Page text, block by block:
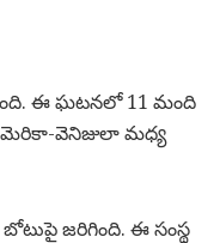
ఈ ఘటనలో 11 మంది
అమెరికా-వెనిజులా మధ్య
జరిగింది. ఈ సంస్థ